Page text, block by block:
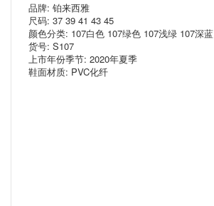
品牌: 铂来西雅
尺码: 37 39 41 43 45
颜色分类: 107白色 107绿色 107浅绿 107深蓝
货号: S107
上市年份季节: 2020年夏季
鞋面材质: PVC化纤